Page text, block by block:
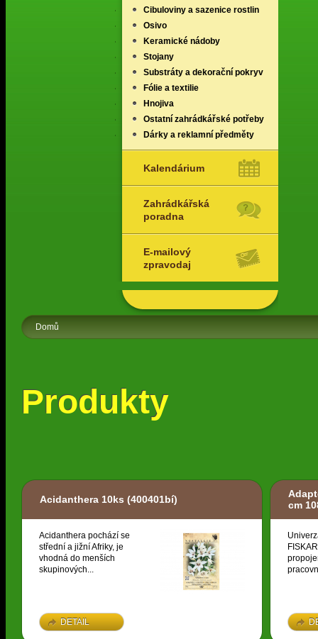
Cibuloviny a sazenice rostlin
Osivo
Keramické nádoby
Stojany
Substráty a dekorační pokryv
Fólie a textilie
Hnojiva
Ostatní zahrádkářské potřeby
Dárky a reklamní předměty
Kalendárium
Zahrádkářská
poradna
E-mailový
zpravodaj
Domů
Produkty
Acidanthera 10ks (400401bí)
Acidanthera pochází se
střední a jižní Afriky, je
vhodná do menších
skupinových...
DETAIL
cm